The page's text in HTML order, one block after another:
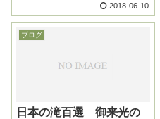
っぱが笹みたいやからなんやっ
て。 知らんかったー！ 図鑑で
見ても頭に入らへん。 実際見
2018-06-10
ブログ
日本の滝百選 御来光の